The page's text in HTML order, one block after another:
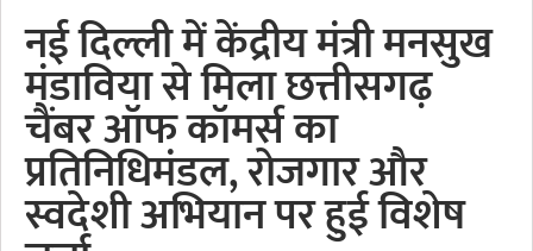
नई दिल्ली में केंद्रीय मंत्री मनसुख
मंडाविया से मिला छत्तीसगढ़
चैंबर ऑफ कॉमर्स का
प्रतिनिधिमंडल, रोजगार और
स्वदेशी अभियान पर हुई विशेष